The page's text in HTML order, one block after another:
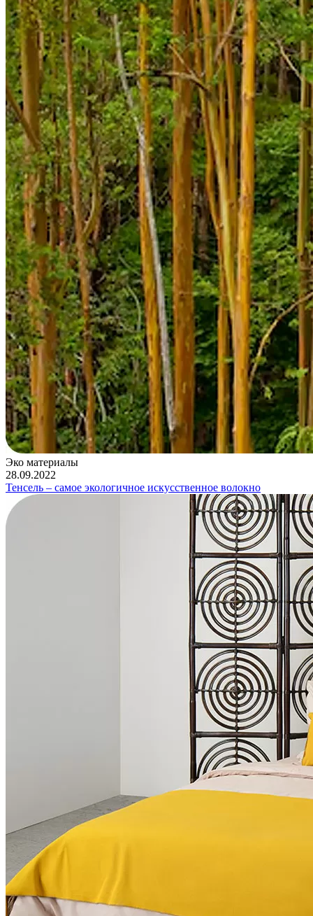
Эко материалы
28.09.2022
Тенсель – самое экологичное искусственное волокно